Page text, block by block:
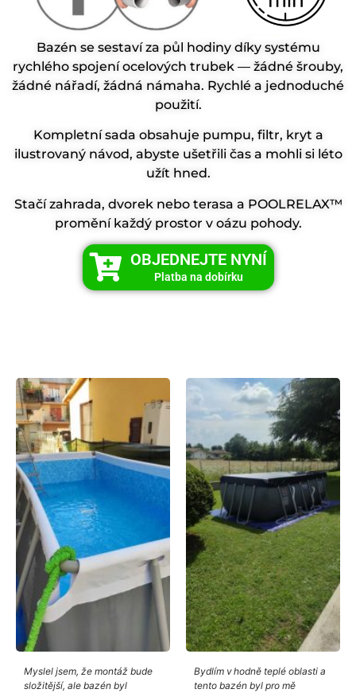
Bazén se sestaví za půl hodiny díky systému
rychlého spojení ocelových trubek — žádné šrouby,
žádné nářadí, žádná námaha. Rychlé a jednoduché
použití.
Kompletní sada obsahuje pumpu, filtr, kryt a
ilustrovaný návod, abyste ušetřili čas a mohli si léto
užít hned.
Stačí zahrada, dvorek nebo terasa a POOLRELAX™
promění každý prostor v oázu pohody.
OBJEDNEJTE NYNÍ
Platba na dobírku
Myslel jsem, že montáž bude
složitější, ale bazén byl
Bydlím v hodně teplé oblasti a
tento bazén byl pro mě